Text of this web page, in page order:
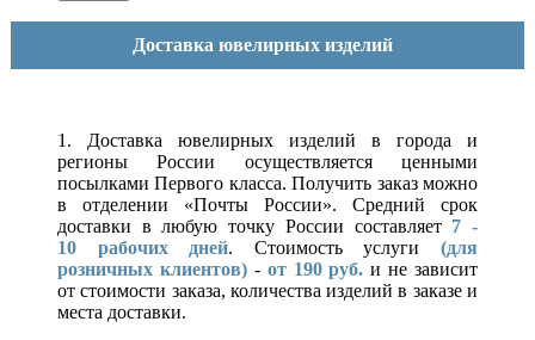
Доставка ювелирных изделий
1. Доставка ювелирных изделий в города и
регионы России осуществляется ценными
посылками Первого класса. Получить заказ можно
в отделении «Почты России». Средний срок
доставки в любую точку России составляет 7 -
10 рабочих дней. Стоимость услуги(для
розничных клиентов)- от 190 руб. и не зависит
от стоимости заказа, количества изделий в заказе и
места доставки.